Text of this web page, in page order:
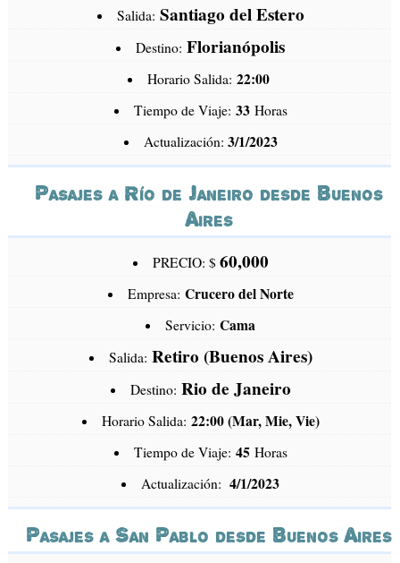
Salida: Santiago del Estero
Destino: Florianópolis
Horario Salida: 22:00
Tiempo de Viaje: 33Horas
Actualización: 3/1/2023
Pasajes a Río de Janeiro desde Buenos
Aires
PRECIO: $ 60,000
Empresa: Crucero del Norte
Servicio: Cama
Salida: Retiro (Buenos Aires)
Destino: Rio de Janeiro
Horario Salida: 22:00 (Mar, Mie, Vie)
Tiempo de Viaje: 45Horas
Actualización: 4/1/2023
Pasajes a San Pablo desde Buenos Aires